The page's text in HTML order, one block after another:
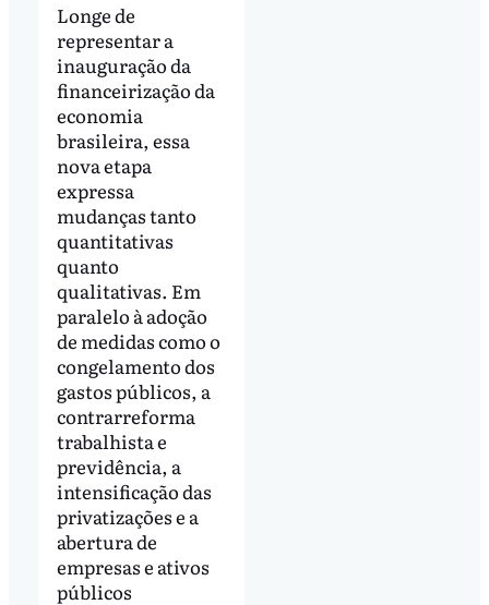
Longe de
representar a
inauguração da
financeirização da
economia
brasileira, essa
nova etapa
expressa
mudanças tanto
quantitativas
quanto
qualitativas. Em
paralelo à adoção
de medidas como o
congelamento dos
gastos públicos, a
contrarreforma
trabalhista e
previdência, a
intensificação das
privatizações e a
abertura de
empresas e ativos
públicos